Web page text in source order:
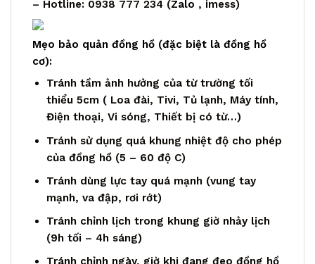
– Hotline: 0938 777 234 (Zalo , imess)
Mẹo bảo quản đồng hồ (đặc biệt là đồng hồ
cơ):
Tránh tầm ảnh hưởng của từ trường tối
thiểu 5cm ( Loa đài, Tivi, Tủ lạnh, Máy tính,
Điện thoại, Vi sóng, Thiết bị có từ…)
Tránh sử dụng quá khung nhiệt độ cho phép
của đồng hồ (5 – 60 độ C)
Tránh dùng lực tay quá mạnh (vung tay
mạnh, va đập, rơi rớt)
Tránh chỉnh lịch trong khung giờ nhảy lịch
(9h tối – 4h sáng)
Tránh chỉnh ngày, giờ khi đang đeo đồng hồ